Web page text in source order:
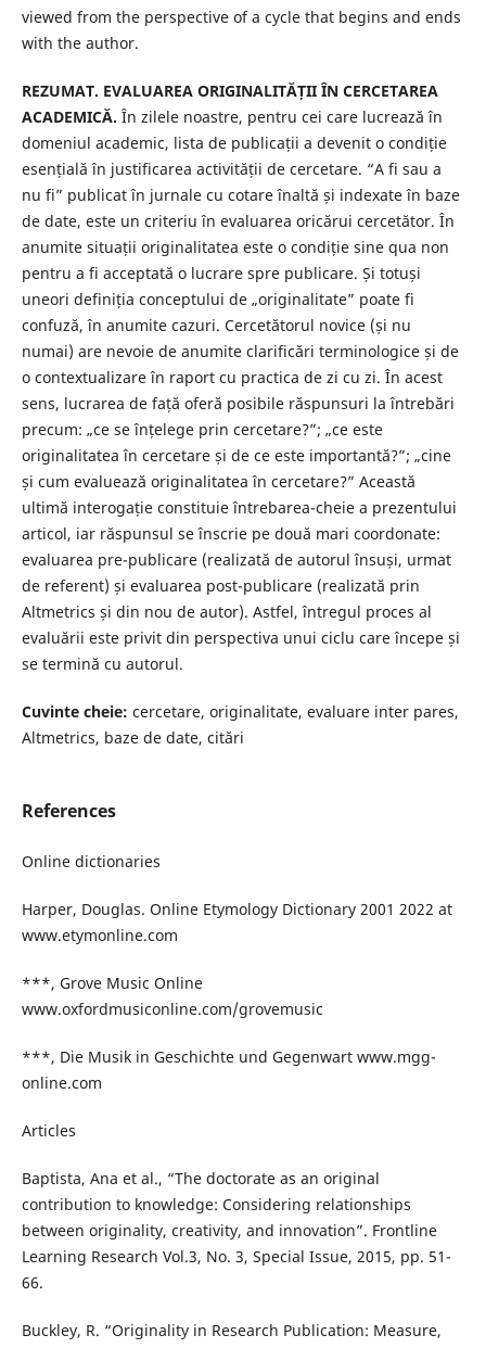
viewed from the perspective of a cycle that begins and ends
with the author.
REZUMAT. EVALUAREA ORIGINALITĂȚII ÎN CERCETAREA
ACADEMICĂ. În zilele noastre, pentru cei care lucrează în
domeniul academic, lista de publicații a devenit o condiție
esențială în justificarea activității de cercetare. “A fi sau a
nu fi” publicat în jurnale cu cotare înaltă și indexate în baze
de date, este un criteriu în evaluarea oricărui cercetător. În
anumite situații originalitatea este o condiție sine qua non
pentru a fi acceptată o lucrare spre publicare. Și totuși
uneori definiția conceptului de „originalitate” poate fi
confuză, în anumite cazuri. Cercetătorul novice (și nu
numai) are nevoie de anumite clarificări terminologice și de
o contextualizare în raport cu practica de zi cu zi. În acest
sens, lucrarea de față oferă posibile răspunsuri la întrebări
precum: „ce se înțelege prin cercetare?”; „ce este
originalitatea în cercetare și de ce este importantă?”; „cine
și cum evaluează originalitatea în cercetare?” Această
ultimă interogație constituie întrebarea-cheie a prezentului
articol, iar răspunsul se înscrie pe două mari coordonate:
evaluarea pre-publicare (realizată de autorul însuși, urmat
de referent) și evaluarea post-publicare (realizată prin
Altmetrics și din nou de autor). Astfel, întregul proces al
evaluării este privit din perspectiva unui ciclu care începe și
se termină cu autorul.
Cuvinte cheie: cercetare, originalitate, evaluare inter pares,
Altmetrics, baze de date, citări
References
Online dictionaries
Harper, Douglas. Online Etymology Dictionary 2001 2022 at
www.etymonline.com
***, Grove Music Online
www.oxfordmusiconline.com/grovemusic
***, Die Musik in Geschichte und Gegenwart www.mgg-
online.com
Articles
Baptista, Ana et al., “The doctorate as an original
contribution to knowledge: Considering relationships
between originality, creativity, and innovation”. Frontline
Learning Research Vol.3, No. 3, Special Issue, 2015, pp. 51-
66.
Buckley, R. “Originality in Research Publication: Measure,